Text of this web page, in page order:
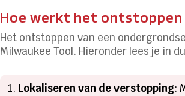
Hoe werkt het ontstoppen
Het ontstoppen van een
Milwaukee Tool. Hieronder lees je in
Lokaliseren van de verstopping: